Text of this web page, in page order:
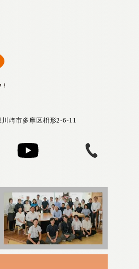
崎市多摩区枡形2-6-11